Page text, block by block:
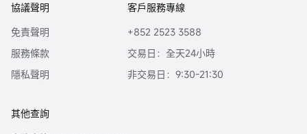
協議聲明
免責聲明
服務條款
隱私聲明
客戶服務專線
+852 2523 3588
交易日：全天24小時
非交易日：9:30-21:30
其他查詢